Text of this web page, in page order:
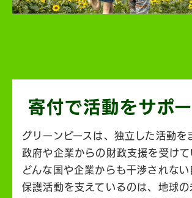
寄付で活動をサポ
グリーンピースは、独立した活動を
政府や企業からの財政支援を受けて
どんな国や企業からも干渉されな
保護活動を支えているのは、地球の